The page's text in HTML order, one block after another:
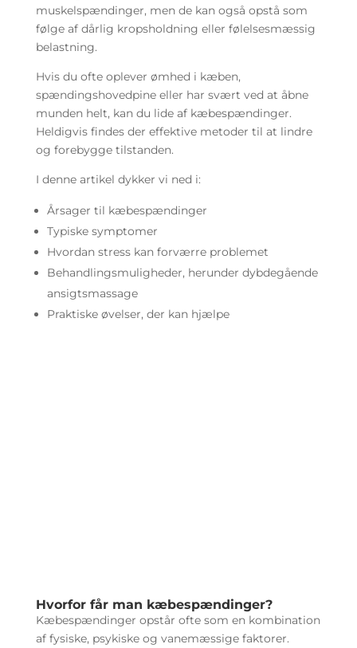
muskelspændinger, men de kan også opstå som
følge af dårlig kropsholdning eller følelsesmæssig
belastning.
Hvis du ofte oplever ømhed i kæben,
spændingshovedpine eller har svært ved at åbne
munden helt, kan du lide af kæbespændinger.
Heldigvis findes der effektive metoder til at lindre
og forebygge tilstanden.
I denne artikel dykker vi ned i:
Årsager til kæbespændinger
Typiske symptomer
Hvordan stress kan forværre problemet
Behandlingsmuligheder, herunder dybdegående
ansigtsmassage
Praktiske øvelser, der kan hjælpe
Hvorfor får man kæbespændinger?
Kæbespændinger opstår ofte som en kombination
af fysiske, psykiske og vanemæssige faktorer.